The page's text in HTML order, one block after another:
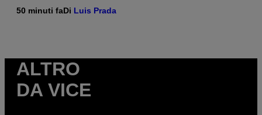
50 minuti faDi Luis Prada
ALTRO
DA VICE